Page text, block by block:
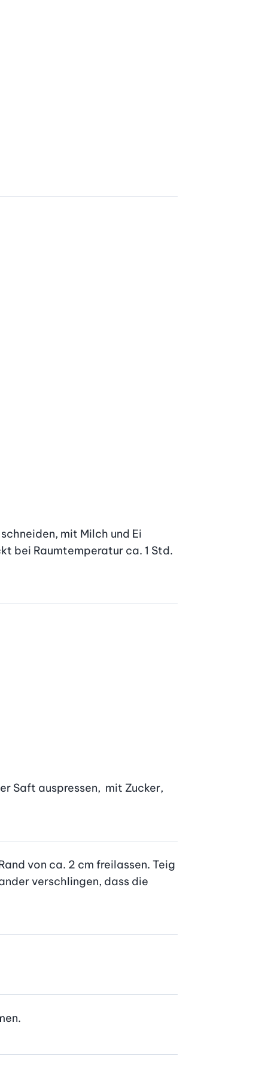
mit Milch und Ei
bei Raumtemperatur ca. 1 Std.
Saft auspressen,  mit Zucker,
von ca. 2 cm freilassen. Teig
verschlingen, dass die